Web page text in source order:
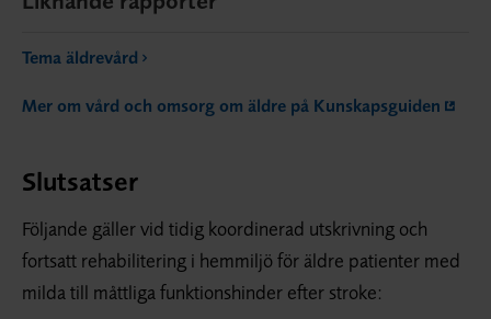
Tema äldrevård
Mer om vård och omsorg om äldre på Kunskapsguiden
Slutsatser
Följande gäller vid tidig koordinerad utskrivning och
fortsatt rehabilitering i hemmiljö för äldre patienter med
milda till måttliga funktionshinder efter stroke: